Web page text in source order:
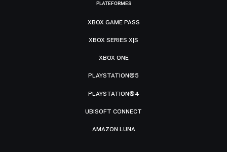
PLATEFORMES
XBOX GAME PASS
XBOX SERIES X|S
XBOX ONE
PLAYSTATION®5
PLAYSTATION®4
UBISOFT CONNECT
AMAZON LUNA